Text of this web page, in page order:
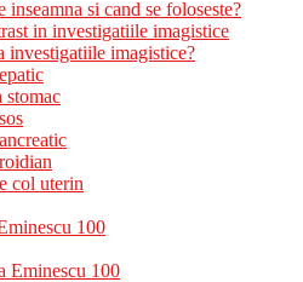
si cand se foloseste?
in investigatiile imagistice
investigatiile imagistice?
stomac
col uterin
100
Eminescu 100